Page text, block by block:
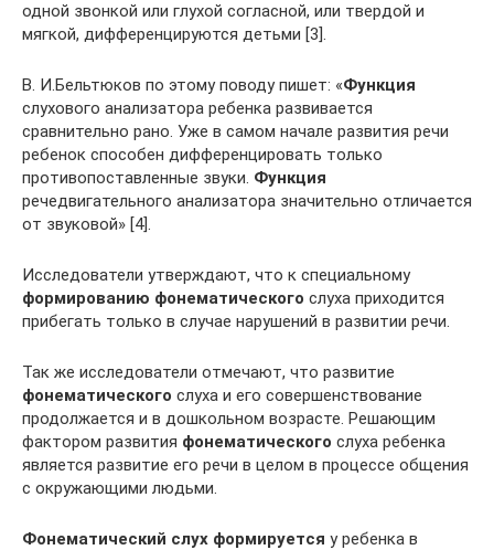
одной звонкой или глухой согласной, или твердой и
мягкой, дифференцируются детьми [3].
В. И.Бельтюков по этому поводу пишет: «Функция
слухового анализатора ребенка развивается
сравнительно рано. Уже в самом начале развития речи
ребенок способен дифференцировать только
противопоставленные звуки. Функция
речедвигательного анализатора значительно отличается
от звуковой» [4].
Исследователи утверждают, что к специальному
формированию фонематического слуха приходится
прибегать только в случае нарушений в развитии речи.
Так же исследователи отмечают, что развитие
фонематического слуха и его совершенствование
продолжается и в дошкольном возрасте. Решающим
фактором развития фонематического слуха ребенка
является развитие его речи в целом в процессе общения
с окружающими людьми.
Фонематический слух формируется у ребенка в